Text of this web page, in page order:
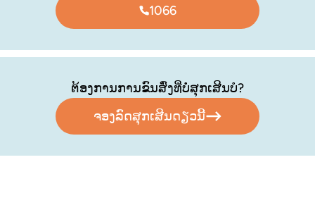
1066
ຕ້ອງການການຂົນສົ່ງທີ່ບໍ່ສຸກເສີນບໍ?
ຈອງລົດສຸກເສີນດຽວນີ້